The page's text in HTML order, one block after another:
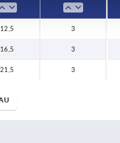
12,5 3
16,5 3
21,5 3